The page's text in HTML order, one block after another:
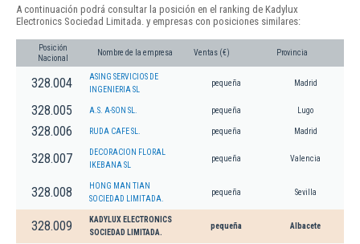
A continuación podrá consultar la posición en el ranking de Kadylux
Electronics Sociedad Limitada. y empresas con posiciones similares:
Posición
Nacional
Nombre de la empresa Ventas (€) Provincia
328.004
ASING SERVICIOS DE
INGENIERIA SL
pequeña Madrid
328.005 A.S. A-SON SL. pequeña Lugo
328.006 RUDA CAFE SL. pequeña Madrid
328.007
DECORACION FLORAL
IKEBANA SL
pequeña Valencia
328.008
HONG MAN TIAN
SOCIEDAD LIMITADA.
pequeña Sevilla
328.009
KADYLUX ELECTRONICS
SOCIEDAD LIMITADA.
pequeña Albacete